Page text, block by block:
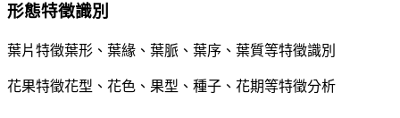
形態特徵識別
葉片特徵葉形、葉緣、葉脈、葉序、葉質等特徵識別
花果特徵花型、花色、果型、種子、花期等特徵分析